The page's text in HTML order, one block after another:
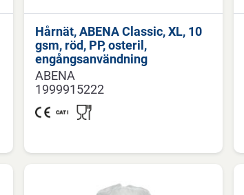
Hårnät, ABENA Classic, XL, 10
gsm, röd, PP, osteril,
engångsanvändning
ABENA
1999915222